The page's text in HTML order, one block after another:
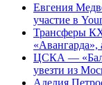
Евгения
участие в
Трансферы
«Авангарда»,
ЦСКА —
увезти из
Аделия